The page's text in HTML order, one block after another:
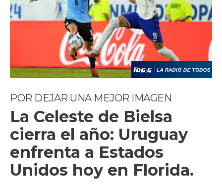
POR DEJAR UNA MEJOR IMAGEN
La Celeste de Bielsa
cierra el año: Uruguay
enfrenta a Estados
Unidos hoy en Florida.